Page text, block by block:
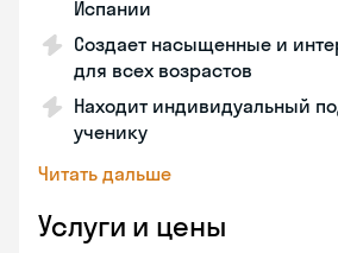
Испании
Создает насыщенные и
для всех возрастов
Находит индивидуальный
ученику
Читать дальше
Услуги и цены